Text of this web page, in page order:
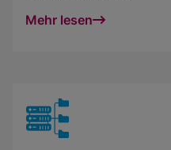
Mehr lesen